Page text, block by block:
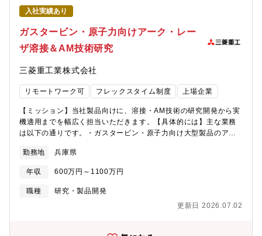
バルな影響力：世界市場で競争力を持つ製品開発に直接貢献し、
航空宇宙産業の未来をリード。・挑戦を支える風土：失敗を恐れ
ず挑戦し続ける「折れない心」とタフな探究心を持つ方が活躍で
きる環境です。【働き方】・20代から60代まで幅広い年代が活躍
中。・上司・部下問わず意見を自由に言い合える風通しの良い職
おり、チームワークを重視。・研究内容の自由度が高く、個々の
裁量で論理的な提案が歓迎される文化。・充実した設備と安定し
た経営基盤のもと、長期的なキャリア形成が可能。【同社につい
船局を借り受け、長崎造船所と命名して造船事業を開始したこと
を契機に1884年に創業した同社は発電プラントなどの社会インフ
ラ、船舶、航空機などの輸送機器、大型ロケットなどの宇宙機器
に至るまで、エンジニアリングとものづくりのグローバルリーダ
高7兆0,712億円 売上収益5.0271兆円、当期利益2,454億円等い
に成長をしております。・在宅勤務、時間単位年休、フレックス
タイム制度導入、えるぼし」「くるみん」の各認定等ワークライ
入社実績あり
ガスタービン・原子力向けアーク・レー
ザ溶接＆AM技術研究
三菱重工業株式会社
リモートワーク可 フレックスタイム制度 上場企業
【ミッション】当社製品向けに、溶接・AM技術の研究開発から実
機適用までを幅広く担当いただきます。【具体的には】主な業務
は以下の通りです。・ガスタービン・原子力向け大型製品のアー
接・AMの要素技術評価とプロセス最適化・新技術の試作、評価、
量産適用に向けた検証・改善活動・複数部門と連携し、製造プロ
セスの革新に向けた提案・実行・数千万円以上の規模の研究テー
マを自主性を持って設定し、論理的に提案、予算管理しながら・
ン・原子力分野の技術革新に直接携われる・国家レベルのモノづ
支える重要ポジション・裁量権が大きく、自らのアイデアで数千
勤務地 兵庫県
年収 600万円～1100万円
職種
研究・製品開発
更新日 2026.07.02